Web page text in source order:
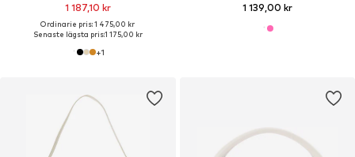
1 187,10 kr
Ordinarie pris: 1 475,00 kr
Senaste lägsta pris:1 175,00 kr
+1
1 139,00 kr